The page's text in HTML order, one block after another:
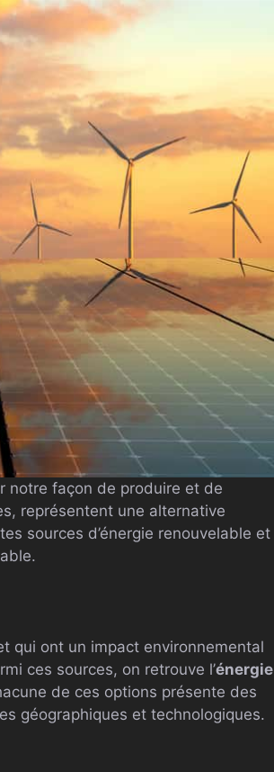
notre façon de produire et de
représentent une alternative
sources d’énergie renouvelable et
qui ont un impact environnemental
ces sources, on retrouve l’énergie
de ces options présente des
géographiques et technologiques.